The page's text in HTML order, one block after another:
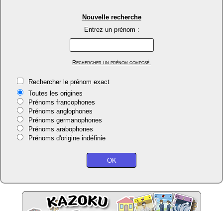
Nouvelle recherche
Entrez un prénom :
Rechercher un prénom composé.
Rechercher le prénom exact
Toutes les origines
Prénoms francophones
Prénoms anglophones
Prénoms germanophones
Prénoms arabophones
Prénoms d'origine indéfinie